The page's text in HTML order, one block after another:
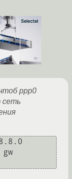
ppp0
сеть